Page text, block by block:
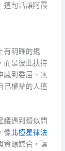
這句話讓阿霞
有明確的規
而是彼此扶持
感到委屈、無
己權益的人這
議遇到類似問
像北極星律法
資源媒合，讓